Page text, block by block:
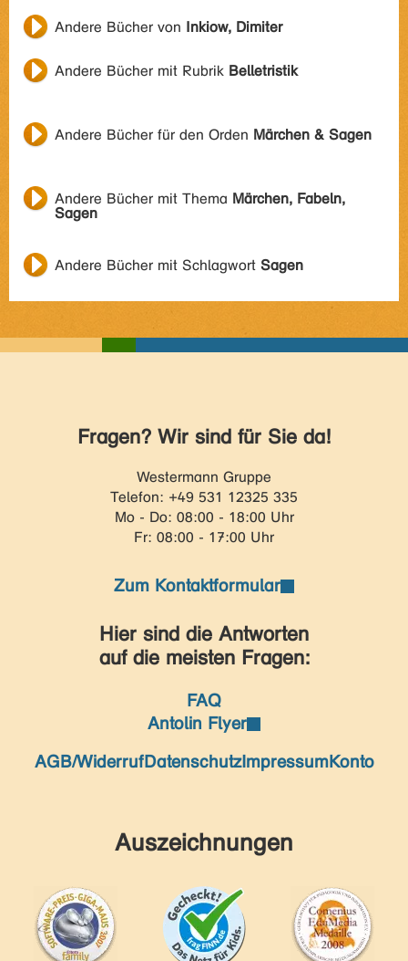
Andere Bücher von Inkiow, Dimiter
Andere Bücher mit Rubrik Belletristik
Andere Bücher für den Orden Märchen & Sagen
Andere Bücher mit Thema Märchen, Fabeln,
Sagen
Andere Bücher mit Schlagwort Sagen